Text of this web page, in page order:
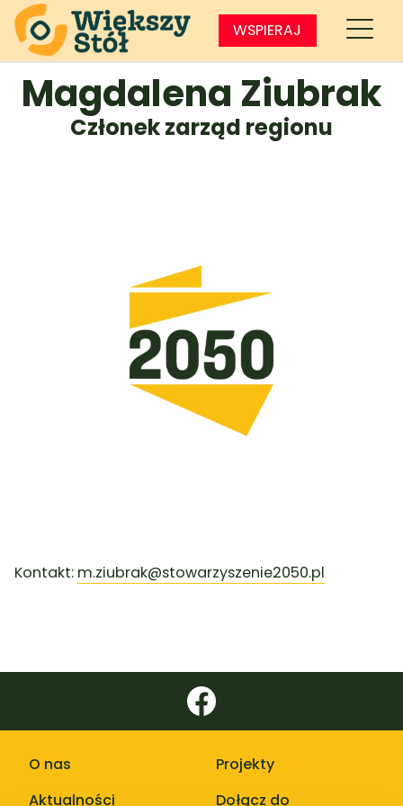
WSPIERAJ
Magdalena Ziubrak
Członek zarząd regionu
Kontakt: m.ziubrak@stowarzyszenie2050.pl
O nas
Aktualności
Projekty
Dołącz do